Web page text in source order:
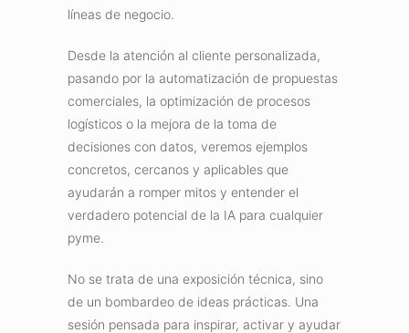
líneas de negocio.
Desde la atención al cliente personalizada,
pasando por la automatización de propuestas
comerciales, la optimización de procesos
logísticos o la mejora de la toma de
decisiones con datos, veremos ejemplos
concretos, cercanos y aplicables que
ayudarán a romper mitos y entender el
verdadero potencial de la IA para cualquier
pyme.
No se trata de una exposición técnica, sino
de un bombardeo de ideas prácticas. Una
sesión pensada para inspirar, activar y ayudar